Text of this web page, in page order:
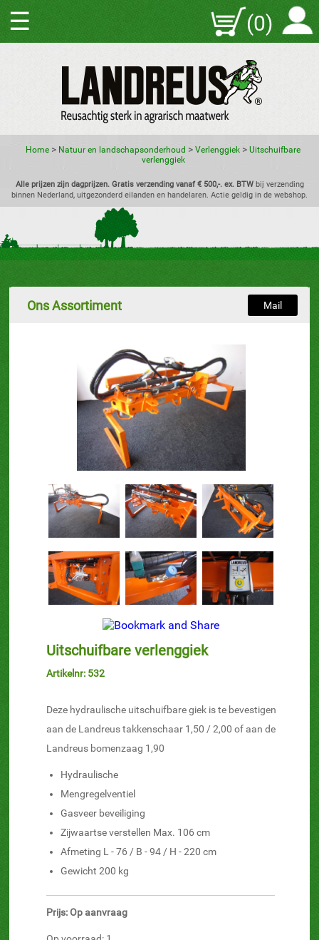
☰ (0)
Home > Natuur en landschapsonderhoud > Verlenggiek > Uitschuifbare
verlenggiek
Alle prijzen zijn dagprijzen. Gratis verzending vanaf € 500,-. ex. BTWbij verzending
binnen Nederland, uitgezonderd eilanden en handelaren. Actie geldig in de webshop.
Ons Assortiment Mail
Uitschuifbare verlenggiek
Artikelnr: 532
Deze hydraulische uitschuifbare giek is te bevestigen
aan de Landreus takkenschaar 1,50 / 2,00 of aan de
Landreus bomenzaag 1,90
Hydraulische
Mengregelventiel
Gasveer beveiliging
Zijwaartse verstellen Max. 106 cm
Afmeting L - 76 / B - 94 / H - 220 cm
Gewicht 200 kg
Prijs: Op aanvraag